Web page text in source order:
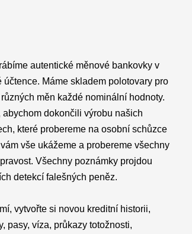
autentické měnové bankovky v
Máme skladem polotovary pro
měn každé nominální hodnoty.
dokončili výrobu našich
které probereme na osobní schůzce
vše ukážeme a probereme všechny
Všechny poznámky projdou
detekcí falešných peněz.
vytvořte si novou kreditní historii,
pasy, víza, průkazy totožnosti,